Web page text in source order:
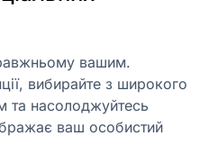
вашим.
вибирайте з широкого
та насолоджуйтесь
ваш особистий